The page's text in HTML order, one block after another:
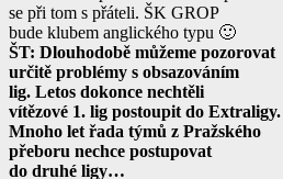
se při tom s přáteli. ŠK GROP
bude klubem anglického typu 🙂
ŠT: Dlouhodobě můžeme pozorovat
určitě problémy s obsazováním
lig. Letos dokonce nechtěli
vítězové 1. lig postoupit do Extraligy.
Mnoho let řada týmů z Pražského
přeboru nechce postupovat
do druhé ligy…